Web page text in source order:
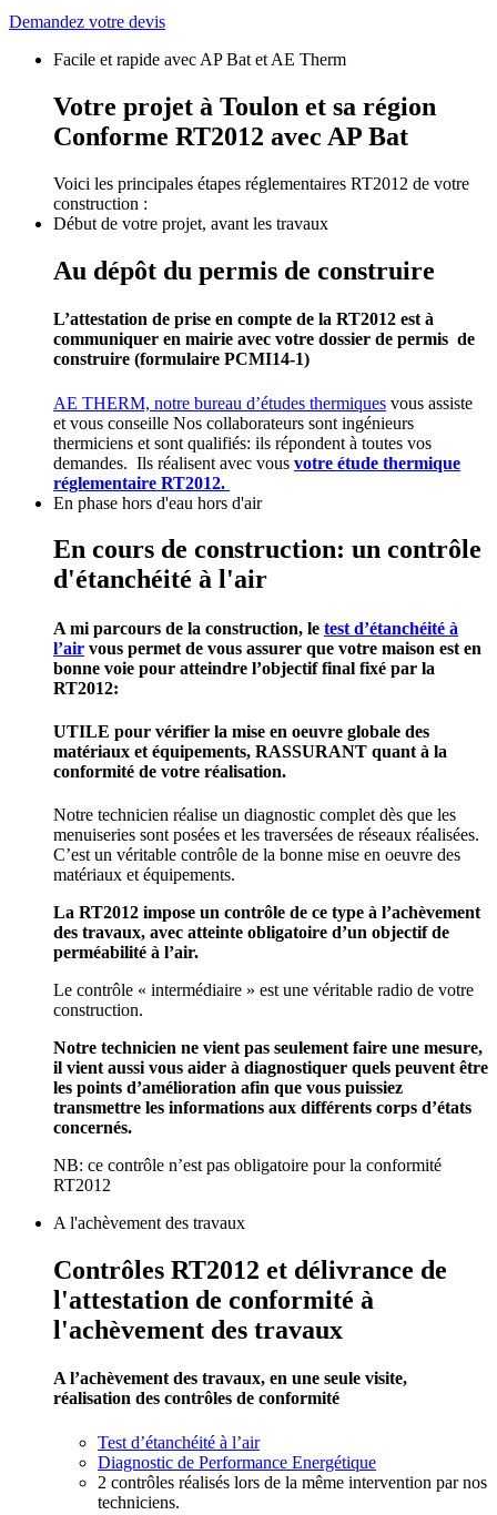
Demandez votre devis
Facile et rapide avec AP Bat et AE Therm
Votre projet à Toulon et sa région
Conforme RT2012 avec AP Bat
Voici les principales étapes réglementaires RT2012 de votre
construction :
Début de votre projet, avant les travaux
Au dépôt du permis de construire
L’attestation de prise en compte de la RT2012 est à
communiquer en mairie avec votre dossier de permis de
construire (formulaire PCMI14-1)
AE THERM, notre bureau d’études thermiques vous assiste
et vous conseille Nos collaborateurs sont ingénieurs
thermiciens et sont qualifiés: ils répondent à toutes vos
demandes. Ils réalisent avec vous votre étude thermique
réglementaire RT2012.
En phase hors d'eau hors d'air
En cours de construction: un contrôle
d'étanchéité à l'air
A mi parcours de la construction, le test d’étanchéité à
l’air vous permet de vous assurer que votre maison est en
bonne voie pour atteindre l’objectif final fixé par la
RT2012:
UTILE pour vérifier la mise en oeuvre globale des
matériaux et équipements, RASSURANT quant à la
conformité de votre réalisation.
Notre technicien réalise un diagnostic complet dès que les
menuiseries sont posées et les traversées de réseaux réalisées.
C’est un véritable contrôle de la bonne mise en oeuvre des
matériaux et équipements.
La RT2012 impose un contrôle de ce type à l’achèvement
des travaux, avec atteinte obligatoire d’un objectif de
perméabilité à l’air.
Le contrôle « intermédiaire » est une véritable radio de votre
construction.
Notre technicien ne vient pas seulement faire une mesure,
il vient aussi vous aider à diagnostiquer quels peuvent être
les points d’amélioration afin que vous puissiez
transmettre les informations aux différents corps d’états
concernés.
NB: ce contrôle n’est pas obligatoire pour la conformité
RT2012
A l'achèvement des travaux
Contrôles RT2012 et délivrance de
l'attestation de conformité à
l'achèvement des travaux
A l’achèvement des travaux, en une seule visite,
réalisation des contrôles de conformité
Test d’étanchéité à l’air
Diagnostic de Performance Energétique
2 contrôles réalisés lors de la même intervention par nos
techniciens.